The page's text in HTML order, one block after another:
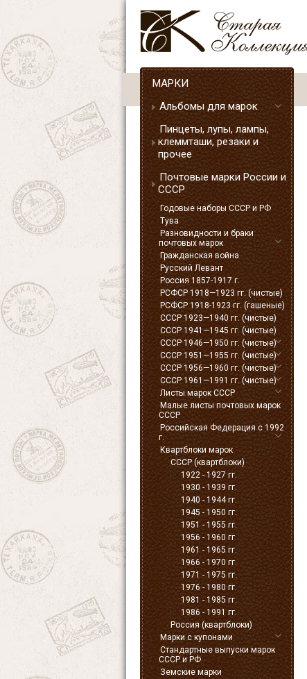
МАРКИ
Альбомы для марок
Пинцеты, лупы, лампы,
клеммташи, резаки и
прочее
Почтовые марки России и
СССР
Годовые наборы СССР и РФ
Тува
Разновидности и браки
почтовых марок
Гражданская война
Русский Левант
Россия 1857-1917 г.
РСФСР 1918—1923 гг. (чистые)
РСФСР 1918-1923 гг. (гашеные)
СССР 1923—1940 гг. (чистые)
СССР 1941—1945 гг. (чистые)
СССР 1946—1950 гг. (чистые)
СССР 1951—1955 гг. (чистые)
СССР 1956—1960 гг. (чистые)
СССР 1961—1991 гг. (чистые)
Листы марок СССР
Малые листы почтовых марок
СССР
Российская Федерация с 1992
г.
Квартблоки марок
СССР (квартблоки)
1922 - 1927 гг.
1930 - 1939 гг.
1940 - 1944 гг.
1945 - 1950 гг.
1951 - 1955 гг.
1956 - 1960 гг
1961 - 1965 гг.
1966 - 1970 гг.
1971 - 1975 гг.
1976 - 1980 гг.
1981 - 1985 гг.
1986 - 1991 гг.
Россия (квартблоки)
Марки с купонами
Стандартные выпуски марок
СССР и РФ
Земские марки